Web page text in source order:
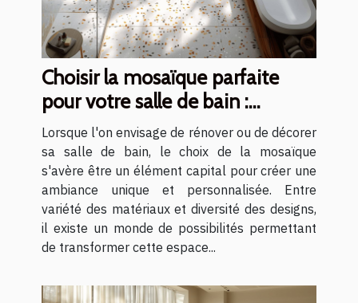
Choisir la mosaïque parfaite
pour votre salle de bain :
matériaux et designs
Lorsque l'on envisage de rénover ou de décorer
sa salle de bain, le choix de la mosaïque
s'avère être un élément capital pour créer une
ambiance unique et personnalisée. Entre
variété des matériaux et diversité des designs,
il existe un monde de possibilités permettant
de transformer cette espace...